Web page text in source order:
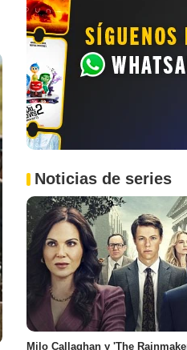
Noticias de series
Milo Callaghan y 'The